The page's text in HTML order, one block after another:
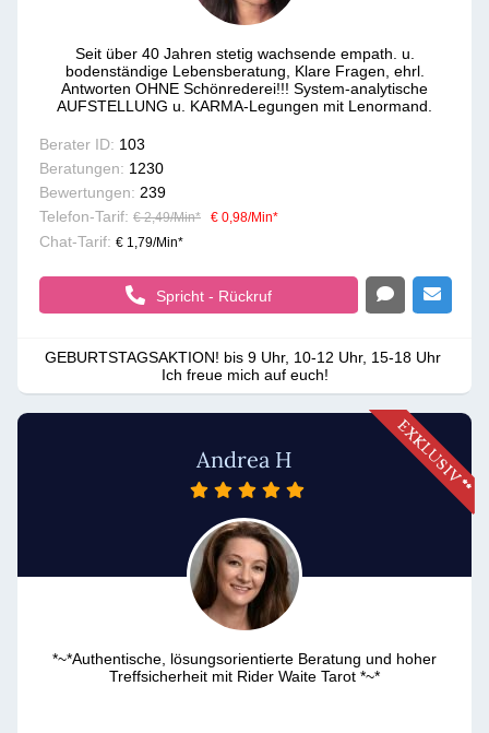
Seit über 40 Jahren stetig wachsende empath. u.
bodenständige Lebensberatung, Klare Fragen, ehrl.
Antworten OHNE Schönrederei!!! System-analytische
AUFSTELLUNG u. KARMA-Legungen mit Lenormand.
Berater ID: 103
Beratungen: 1230
Bewertungen: 239
Telefon-Tarif: € 2,49/Min* € 0,98/Min*
Chat-Tarif: € 1,79/Min*
Spricht - Rückruf
GEBURTSTAGSAKTION! bis 9 Uhr, 10-12 Uhr, 15-18 Uhr
Ich freue mich auf euch!
Andrea H
*~*Authentische, lösungsorientierte Beratung und hoher
Treffsicherheit mit Rider Waite Tarot *~*